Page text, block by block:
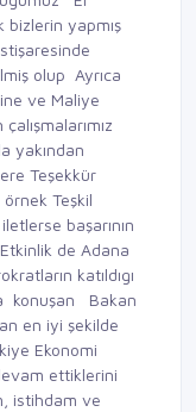
bizlerin yapmış
olup Ayrıca
ve Maliye
yakından
Teşekkür
örnek Teşkil
başarının
Etkinlik de Adana
katıldıgı
konuşan Bakan
en iyi şekilde
Ekonomi
ettiklerini
istihdam ve